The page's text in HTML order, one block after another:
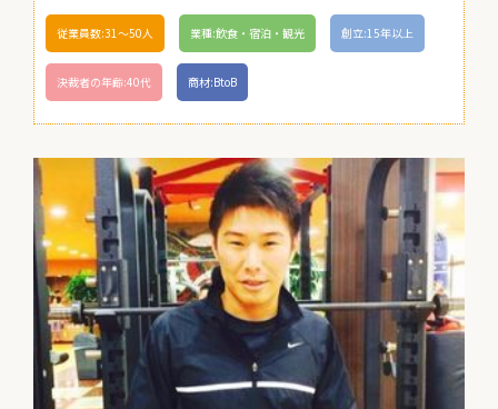
従業員数:31〜50人 業種:飲食・宿泊・観光 創立:15年以上
決裁者の年齢:40代 商材:BtoB